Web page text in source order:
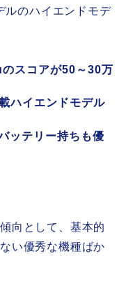
ルのハイエンドモデ
スコアが50～30万
ハイエンドモデル
ッテリー持ちも優
向として、基本的
い優秀な機種ばか